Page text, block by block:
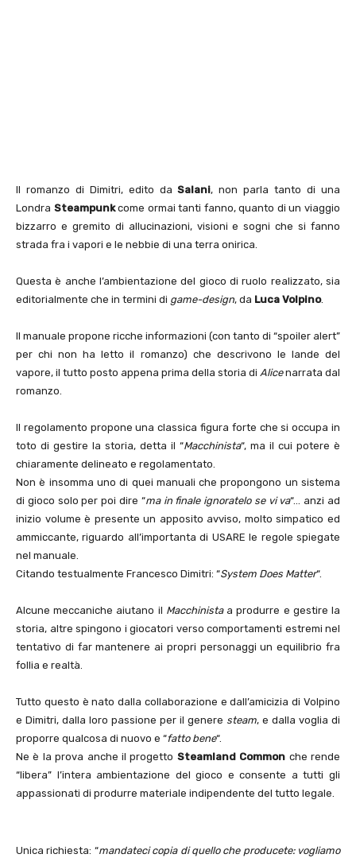
Il romanzo di Dimitri, edito daSalani, non parla tanto di una
Londra Steampunkcome ormai tanti fanno, quanto di un viaggio
bizzarro e gremito di allucinazioni, visioni e sogni che si fanno
strada fra i vapori e le nebbie di una terra onirica.
Questa è anche l’ambientazione del gioco di ruolo realizzato, sia
editorialmente che in termini di game-design, da Luca Volpino.
Il manuale propone ricche informazioni (con tanto di “spoiler alert”
per chi non ha letto il romanzo) che descrivono le lande del
vapore, il tutto posto appena prima della storia di Alicenarrata dal
romanzo.
Il regolamento propone una classica figura forte che si occupa in
toto di gestire la storia, detta il “Macchinista“, ma il cui potere è
chiaramente delineato e regolamentato.
Non è insomma uno di quei manuali che propongono un sistema
di gioco solo per poi dire “ma in finale ignoratelo se vi va“… anzi ad
inizio volume è presente un apposito avviso, molto simpatico ed
ammiccante, riguardo all’importanta di USARE le regole spiegate
nel manuale.
Citando testualmente Francesco Dimitri: “System Does Matter“.
Alcune meccaniche aiutano il Macchinistaa produrre e gestire la
storia, altre spingono i giocatori verso comportamenti estremi nel
tentativo di far mantenere ai propri personaggi un equilibrio fra
follia e realtà.
Tutto questo è nato dalla collaborazione e dall’amicizia di Volpino
e Dimitri, dalla loro passione per il genere steam, e dalla voglia di
proporre qualcosa di nuovo e “fatto bene“.
Ne è la prova anche il progetto Steamland Common che rende
“libera” l’intera ambientazione del gioco e consente a tutti gli
appassionati di produrre materiale indipendente del tutto legale.
Unica richiesta: “mandateci copia di quello che producete: vogliamo